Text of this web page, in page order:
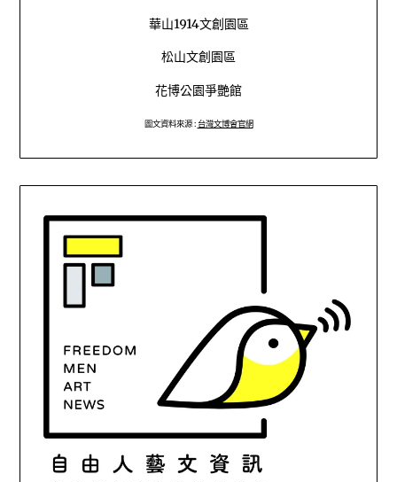
華山1914文創園區
松山文創園區
花博公園爭艷館
圖文資料來源 : 台灣文博會官網